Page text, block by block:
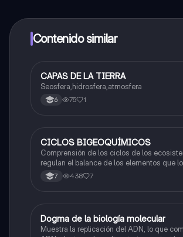
a determinadas funciones.
Contenido similar
Biologia
CAPAS DE LA TIERRA
Seosfera,hidrosfera,atmosfera
6 75 1
Biologia
CICLOS BIGEOQUÍMICOS
Comprensión de los ciclos de los
regulan el balance de los elementos que
7 438 7
Biologia
Dogma de la biología molecular
Muestra la replicación del ADN, lo que compone el